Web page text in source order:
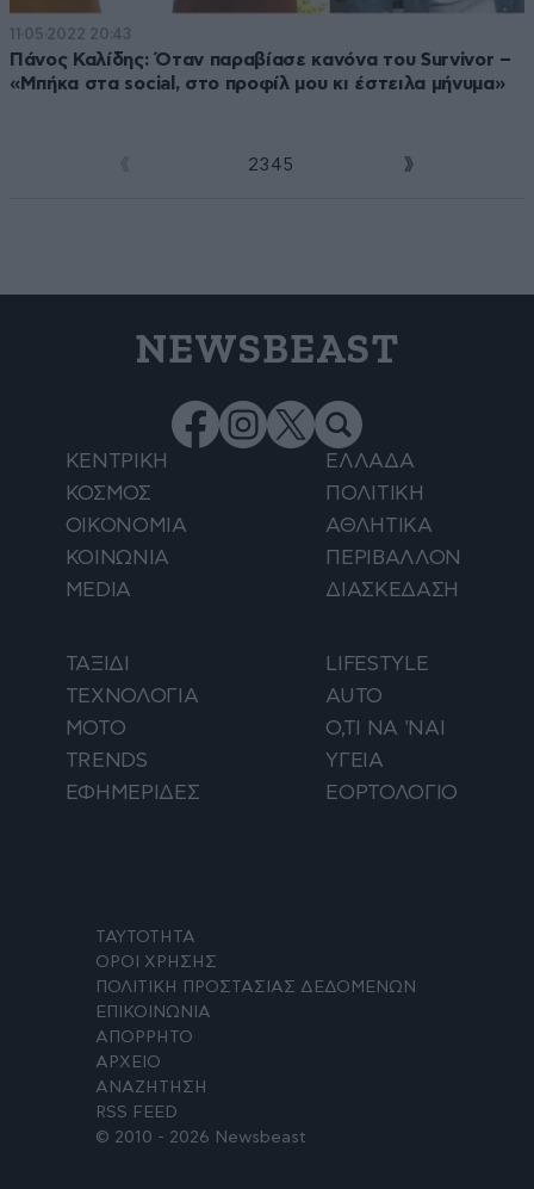
11·05·2022 20:43
Πάνος Καλίδης: Όταν παραβίασε κανόνα του Survivor –
«Μπήκα στα social, στο προφίλ μου κι έστειλα μήνυμα»
23 4 5
NEWSBEAST
ΚΕΝΤΡΙΚΗ
ΕΛΛΑΔΑ
ΚΟΣΜΟΣ
ΠΟΛΙΤΙΚΗ
ΟΙΚΟΝΟΜΙΑ
ΑΘΛΗΤΙΚΑ
ΚΟΙΝΩΝΙΑ
ΠΕΡΙΒΑΛΛΟΝ
MEDIA
ΔΙΑΣΚΕΔΑΣΗ
ΤΑΞΙΔΙ
LIFESTYLE
ΤΕΧΝΟΛΟΓΙΑ
AUTO
ΜΟΤΟ
Ο,ΤΙ ΝΑ 'ΝΑΙ
TRENDS
ΥΓΕΙΑ
ΕΦΗΜΕΡΙΔΕΣ
ΕΟΡΤΟΛΟΓΙΟ
ΤΑΥΤΟΤΗΤΑ
ΟΡΟΙ ΧΡΗΣΗΣ
ΠΟΛΙΤΙΚΗ ΠΡΟΣΤΑΣΙΑΣ ΔΕΔΟΜΕΝΩΝ
ΕΠΙΚΟΙΝΩΝΙΑ
ΑΠΟΡΡΗΤΟ
ΑΡΧΕΙΟ
ΑΝΑΖΗΤΗΣΗ
RSS FEED
© 2010 - 2026 Newsbeast